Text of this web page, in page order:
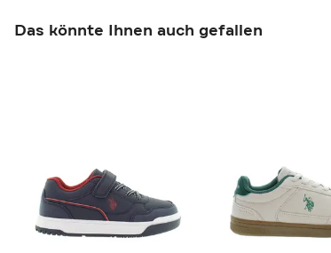
Das könnte Ihnen auch gefallen